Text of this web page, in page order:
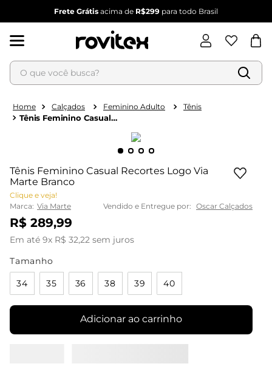
Frete Grátis acima de R$299 para todo Brasil
O que você busca?
Calçados Feminino Adulto Tênis
Tênis Feminino Casual
Tênis Feminino Casual Recortes Logo Via
Marte Branco
Clique e veja!
Marca: Via Marte Vendido e Entregue por: Oscar Calçados
R$ 289,99
Em até 9x R$ 32,22 sem juros
Tamanho
34 35 36 38 39 40
Adicionar ao carrinho
Termos mais buscados
º
blusa feminina
5º
calça feminina
6º conjunto feminino